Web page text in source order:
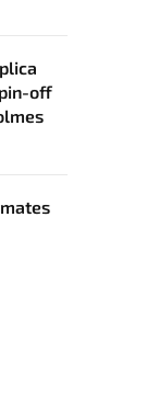
off